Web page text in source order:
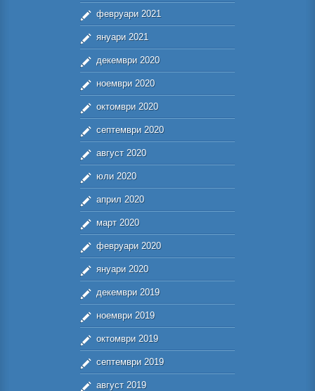
февруари 2021
януари 2021
декември 2020
ноември 2020
октомври 2020
септември 2020
август 2020
юли 2020
април 2020
март 2020
февруари 2020
януари 2020
декември 2019
ноември 2019
октомври 2019
септември 2019
август 2019